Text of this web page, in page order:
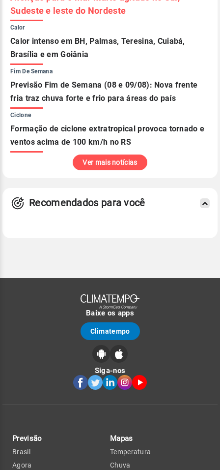
Sudeste e leste do Nordeste
Calor
Calor intenso em BH, Palmas, Teresina, Cuiabá,
Brasília e em Goiânia
Fim De Semana
Previsão Fim de Semana (08 e 09/08): Nova frente
fria traz chuva forte e frio para áreas do país
Ciclone
Formação de ciclone extratropical provoca tornado e
ventos acima de 100 km/h no RS
Ver mais notícias
Recomendados para você
Baixe os apps
Climatempo
Siga-nos
Previsão
Brasil
Agora
Mapas
Temperatura
Chuva